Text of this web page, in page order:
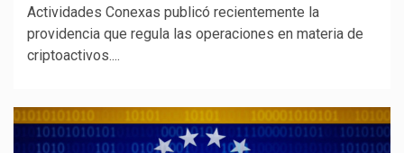
Actividades Conexas publicó recientemente la
providencia que regula las operaciones en materia de
criptoactivos....